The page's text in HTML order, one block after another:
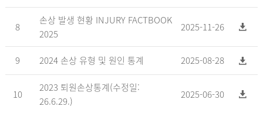
8
손상 발생 현황 INJURY FACTBOOK
2025
2025-11-26
9 2024 손상 유형 및 원인 통계 2025-08-28
10
2023 퇴원손상통계(수정일:
26.6.29.)
2025-06-30